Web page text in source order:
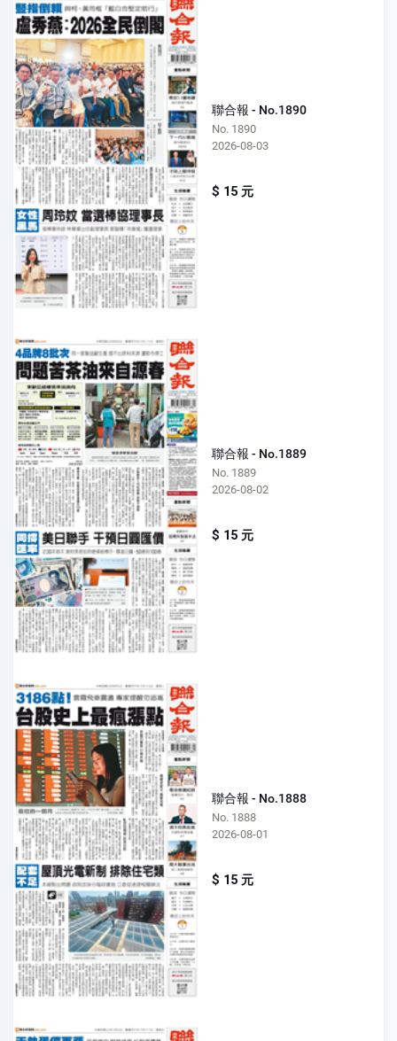
聯合報 - No.1890
No. 1890
2026-08-03
$ 15 元
聯合報 - No.1889
No. 1889
2026-08-02
$ 15 元
聯合報 - No.1888
No. 1888
2026-08-01
$ 15 元